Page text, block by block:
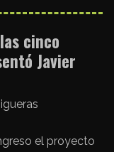
cinco
Javier
el proyecto